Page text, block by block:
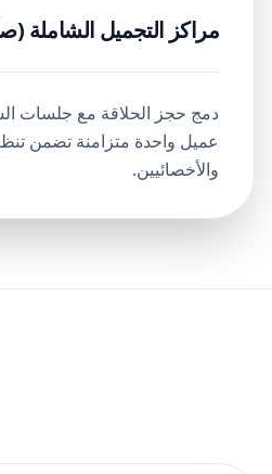
مراكز التجميل الشاملة
دمج حجز الحلاقة مع جلسات
عميل واحدة متزامنة تضمن
والأخصائيين.